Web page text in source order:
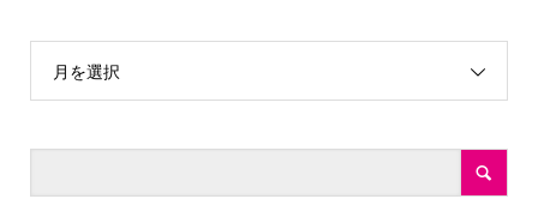
月を選択